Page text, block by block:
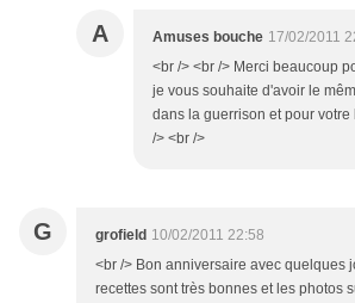
A Amuses bouche 17/02/2011
<br /> <br /> Merci beaucoup
je vous souhaite d'avoir le
dans la guerrison et pour votre
/> <br />
G grofield 10/02/2011 22:58
<br /> Bon anniversaire avec quelques
recettes sont très bonnes et les photos